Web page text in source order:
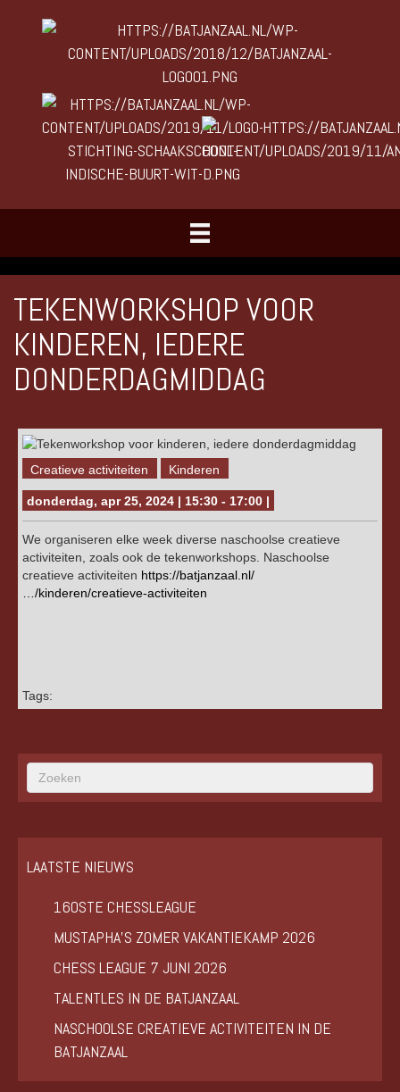
TEKENWORKSHOP VOOR
KINDEREN, IEDERE
DONDERDAGMIDDAG
Creatieve activiteiten Kinderen
donderdag, apr 25, 2024 | 15:30 - 17:00 |
We organiseren elke week diverse naschoolse creatieve
activiteiten, zoals ook de tekenworkshops. Naschoolse
creatieve activiteiten https://batjanzaal.nl/
…/kinderen/creatieve-activiteiten
Tags:
LAATSTE NIEUWS
160STE CHESSLEAGUE
MUSTAPHA’S ZOMER VAKANTIEKAMP 2026
CHESS LEAGUE 7 JUNI 2026
TALENTLES IN DE BATJANZAAL
NASCHOOLSE CREATIEVE ACTIVITEITEN IN DE
BATJANZAAL